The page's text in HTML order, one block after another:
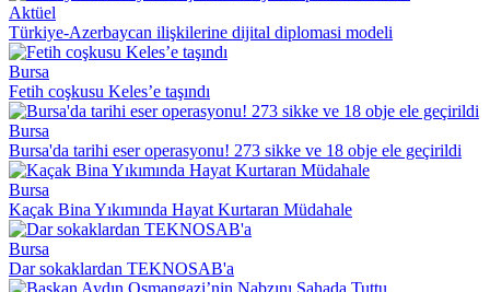
Aktüel
Türkiye-Azerbaycan ilişkilerine dijital diplomasi modeli
Bursa
Fetih coşkusu Keles’e taşındı
Bursa
Bursa'da tarihi eser operasyonu! 273 sikke ve 18 obje ele geçirildi
Bursa
Kaçak Bina Yıkımında Hayat Kurtaran Müdahale
Bursa
Dar sokaklardan TEKNOSAB'a